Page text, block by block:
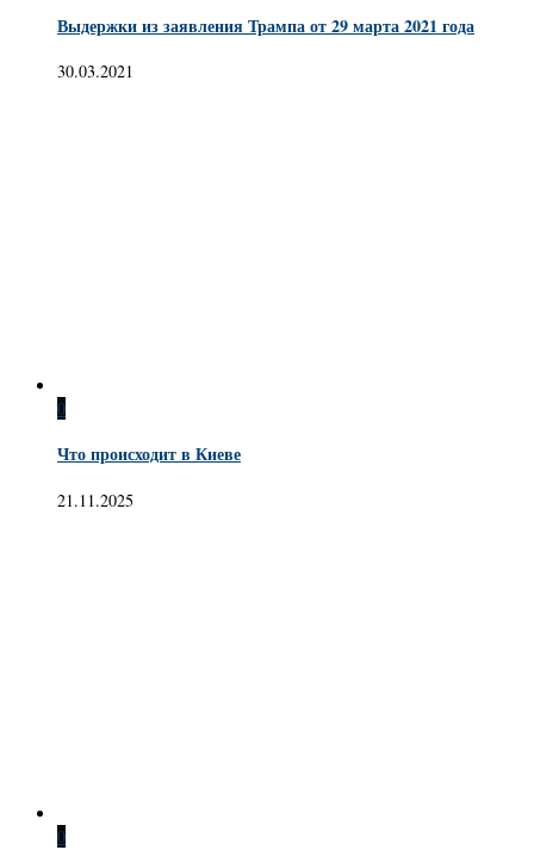
Выдержки из заявления Трампа от 29 марта 2021 года
30.03.2021
0
Что происходит в Киеве
21.11.2025
0